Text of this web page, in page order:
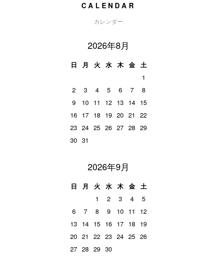
CALENDAR
カレンダー
2026年8月
日 月 火 水 木 金
土
1
2
3 4 5 6 7
8
9
10 11 12 13 14 15
16 17 18 19 20 21
22
23 24 25 26 27 28 29
30 31
2026年9月
日 月 火 水 木 金
土
1
2 3 4
5
6
7 8 9 10 11
12
13 14 15 16 17 18 19
20 21 22 23 24 25 26
27 28 29 30